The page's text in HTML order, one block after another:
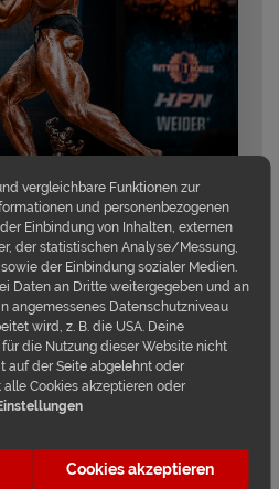
vergleichbare Funktionen zur
und personenbezogenen
Einbindung von Inhalten, externen
der statistischen Analyse/Messung,
der Einbindung sozialer Medien.
Daten an Dritte weitergegeben und an
angemessenes Datenschutzniveau
wird, z. B. die USA. Deine
die Nutzung dieser Website nicht
auf der Seite abgelehnt oder
Cookies akzeptieren oder
Cookies akzeptieren